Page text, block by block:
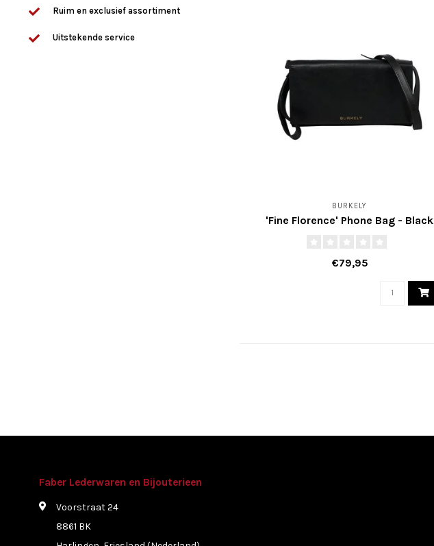
Ruim en exclusief assortiment
Uitstekende service
BURKELY
'Fine Florence' Phone Bag - Black
€79,95
Faber Lederwaren en Bijouterieen
Voorstraat 24
8861 BK